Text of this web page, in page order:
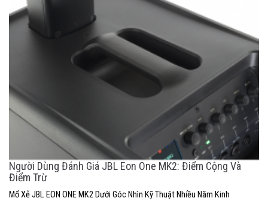
Người Dùng Đánh Giá JBL Eon One MK2: Điểm Cộng Và
Điểm Trừ
Mổ Xẻ JBL EON ONE MK2 Dưới Góc Nhìn Kỹ Thuật Nhiều Năm Kinh